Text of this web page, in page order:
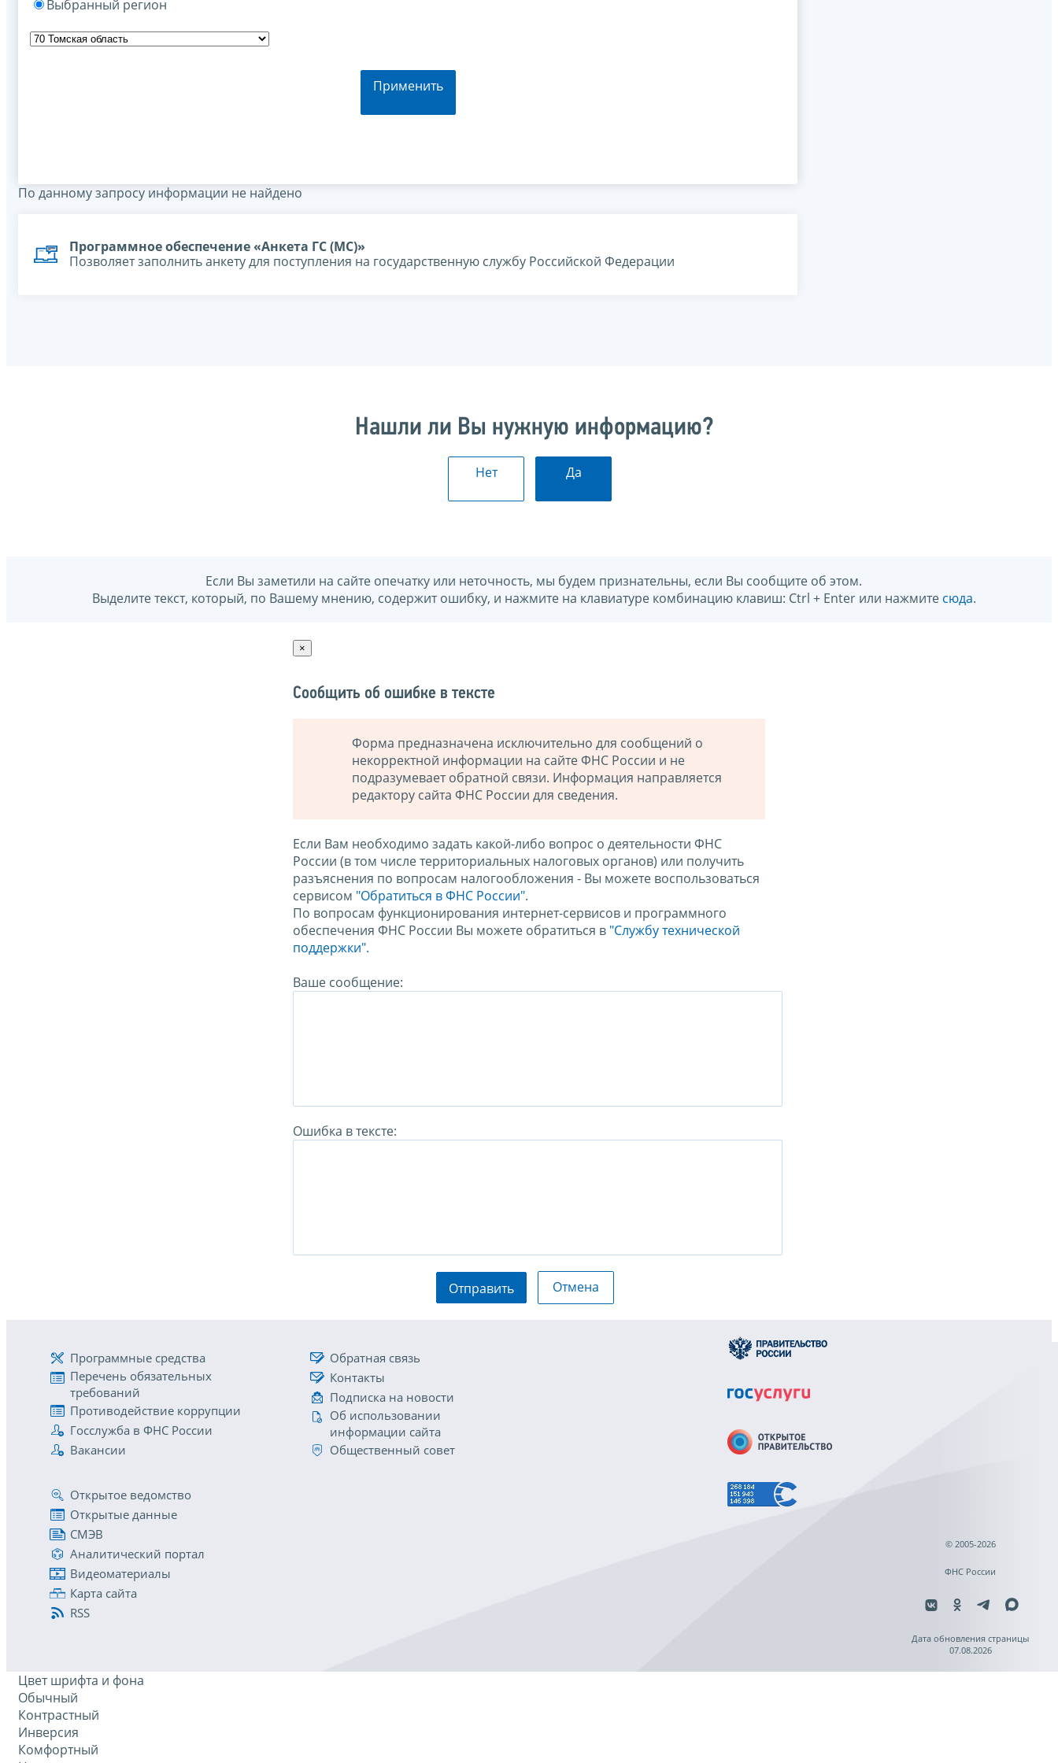
Выбранный регион
Применить
По данному запросу информации не найдено
Программное обеспечение «Анкета ГС (МС)»
Позволяет заполнить анкету для поступления на государственную службу Российской Федерации
Нашли ли Вы нужную информацию?
Нет Да
Если Вы заметили на сайте опечатку или неточность, мы будем признательны, если Вы сообщите об этом.
Выделите текст, который, по Вашему мнению, содержит ошибку, и нажмите на клавиатуре комбинацию клавиш: Ctrl + Enter или нажмите сюда.
×
Сообщить об ошибке в тексте
Форма предназначена исключительно для сообщений о
некорректной информации на сайте ФНС России и не
подразумевает обратной связи. Информация направляется
редактору сайта ФНС России для сведения.
Если Вам необходимо задать какой-либо вопрос о деятельности ФНС
России (в том числе территориальных налоговых органов) или получить
разъяснения по вопросам налогообложения - Вы можете воспользоваться
сервисом "Обратиться в ФНС России".
По вопросам функционирования интернет-сервисов и программного
обеспечения ФНС России Вы можете обратиться в "Службу технической
поддержки".
Ваше сообщение:
Ошибка в тексте:
Отправить Отмена
Программные средства
Перечень обязательных
требований
Противодействие коррупции
Госслужба в ФНС России
Вакансии
Обратная связь
Контакты
Подписка на новости
Об использовании
информации сайта
Общественный совет
Открытое ведомство
Открытые данные
СМЭВ
Аналитический портал
Видеоматериалы
Карта сайта
RSS
© 2005-2026
ФНС России
Дата обновления страницы
07.08.2026
Цвет шрифта и фона
Обычный
Контрастный
Инверсия
Комфортный